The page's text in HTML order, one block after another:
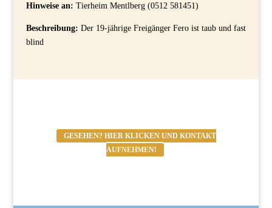
Hinweise an: Tierheim Mentlberg (0512 581451)
Beschreibung: Der 19-jährige Freigänger Fero ist taub und fast
blind
GESEHEN? HIER KLICKEN UND KONTAKT
AUFNEHMEN!